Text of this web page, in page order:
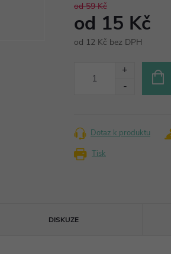
od 59 Kč
od 15 Kč
od 12 Kč bez DPH
Tisk
Dotaz k produktu
DISKUZE